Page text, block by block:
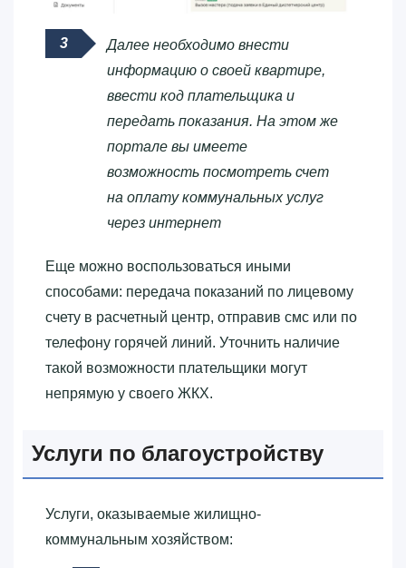
Далее необходимо внести
информацию о своей квартире,
ввести код плательщика и
передать показания. На этом же
портале вы имеете
возможность посмотреть счет
на оплату коммунальных услуг
через интернет
Еще можно воспользоваться иными
способами: передача показаний по лицевому
счету в расчетный центр, отправив смс или по
телефону горячей линий. Уточнить наличие
такой возможности плательщики могут
непрямую у своего ЖКХ.
Услуги по благоустройству
Услуги, оказываемые жилищно-
коммунальным хозяйством: